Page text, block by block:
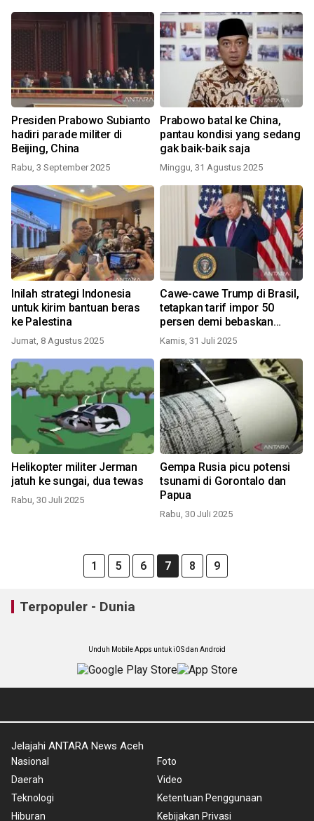
Presiden Prabowo Subianto
hadiri parade militer di
Beijing, China
Rabu, 3 September 2025
Prabowo batal ke China,
pantau kondisi yang sedang
gak baik-baik saja
Minggu, 31 Agustus 2025
Inilah strategi Indonesia
untuk kirim bantuan beras
ke Palestina
Jumat, 8 Agustus 2025
Cawe-cawe Trump di Brasil,
tetapkan tarif impor 50
persen demi bebaskan
Bolsonaro
Kamis, 31 Juli 2025
Helikopter militer Jerman
jatuh ke sungai, dua tewas
Rabu, 30 Juli 2025
Gempa Rusia picu potensi
tsunami di Gorontalo dan
Papua
Rabu, 30 Juli 2025
1 5 6 7 8 9
Terpopuler - Dunia
Unduh Mobile Apps untuk iOS dan Android
Jelajahi ANTARA News Aceh
Nasional
Daerah
Teknologi
Hiburan
Foto
Video
Ketentuan Penggunaan
Kebijakan Privasi